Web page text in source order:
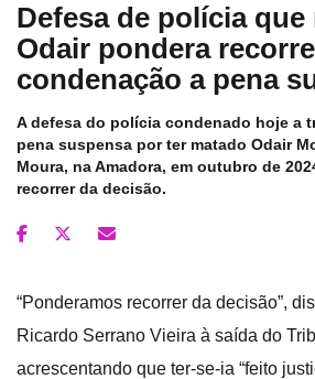
Defesa de polícia que
Odair pondera
condenação a pena
A defesa do polícia condenado hoje a
pena suspensa por ter matado Odair
Moura, na Amadora, em outubro de
recorrer da decisão.
“Ponderamos recorrer da decisão”,
Ricardo Serrano Vieira à saída do
acrescentando que ter-se-ia “feito